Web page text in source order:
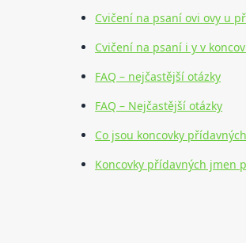
Cvičení na psaní ovi ovy u
Cvičení na psaní i y v
FAQ – nejčastější otázky
FAQ – Nejčastější otázky
Co jsou koncovky
Koncovky přídavných jmen